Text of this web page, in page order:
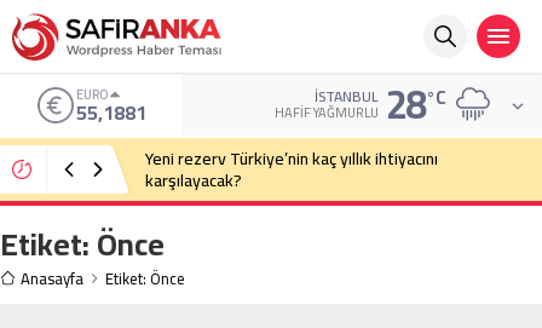
EURO
55,1881 İSTANBUL
HAFIF YAĞMURLU 28°C
Yeni rezerv Türkiye’nin kaç yıllık ihtiyacını
karşılayacak?
Etiket:Önce
Anasayfa Etiket: Önce